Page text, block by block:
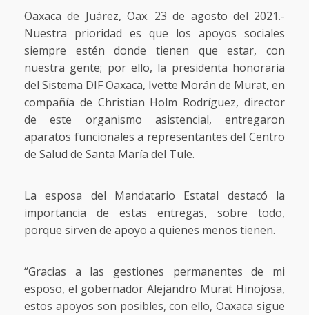
Oaxaca de Juárez, Oax. 23 de agosto del 2021.-
Nuestra prioridad es que los apoyos sociales
siempre estén donde tienen que estar, con
nuestra gente; por ello, la presidenta honoraria
del Sistema DIF Oaxaca, Ivette Morán de Murat, en
compañía de Christian Holm Rodríguez, director
de este organismo asistencial, entregaron
aparatos funcionales a representantes del Centro
de Salud de Santa María del Tule.
La esposa del Mandatario Estatal destacó la
importancia de estas entregas, sobre todo,
porque sirven de apoyo a quienes menos tienen.
“Gracias a las gestiones permanentes de mi
esposo, el gobernador Alejandro Murat Hinojosa,
estos apoyos son posibles, con ello, Oaxaca sigue